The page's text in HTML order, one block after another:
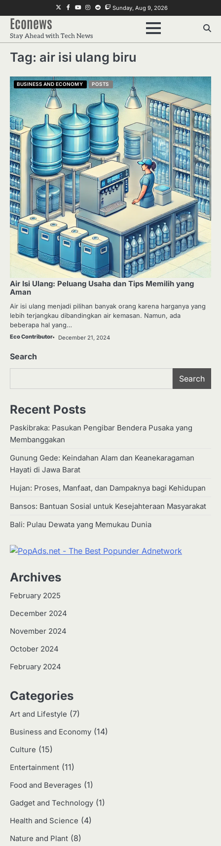
to
content
TwitterFacebook
YoutubeInstagram
RedditTwitch
Sunday, Aug 9, 2026
Econews
Stay Ahead with Tech News
Tag: air isi ulang biru
BUSINESS AND ECONOMY POSTS
Air Isi Ulang: Peluang Usaha dan Tips Memilih yang
Aman
Air isi ulang menjadi pilihan banyak orang karena harganya yang
lebih terjangkau dibandingkan air kemasan. Namun, ada
beberapa hal yang…
Eco Contributor December 21, 2024
Search
Search
Recent Posts
Paskibraka: Pasukan Pengibar Bendera Pusaka yang
Membanggakan
Gunung Gede: Keindahan Alam dan Keanekaragaman
Hayati di Jawa Barat
Hujan: Proses, Manfaat, dan Dampaknya bagi Kehidupan
Bansos: Bantuan Sosial untuk Kesejahteraan Masyarakat
Bali: Pulau Dewata yang Memukau Dunia
Archives
February 2025
December 2024
November 2024
October 2024
February 2024
Categories
Art and Lifestyle (7)
Business and Economy (14)
Culture (15)
Entertainment (11)
Food and Beverages (1)
Gadget and Technology (1)
Health and Science (4)
Nature and Plant (8)
2
Harga Emas Hari Ini: Panduan untuk
Eco Contributor
4
Jasa Menulis: Peluang Bisnis Kreatif
di Era Digital
Eco Contributor
Jasa Desain: Peluang Usaha Kreatif
di Era Digital